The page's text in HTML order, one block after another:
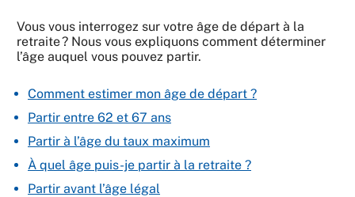
Vous vous interrogez sur votre âge de départ à la
retraite ? Nous vous expliquons comment déterminer
l’âge auquel vous pouvez partir.
Comment estimer mon âge de départ ?
Partir entre 62 et 67 ans
Partir à l’âge du taux maximum
À quel âge puis-je partir à la retraite ?
Partir avant l’âge légal